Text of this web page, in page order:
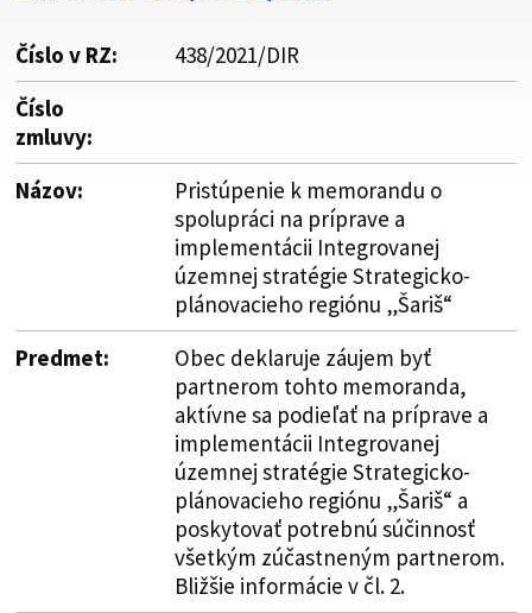
Číslo v RZ:
438/2021/DIR
Číslo
zmluvy:
Názov:
Pristúpenie k memorandu o
spolupráci na príprave a
implementácii Integrovanej
územnej stratégie Strategicko-
plánovacieho regiónu „Šariš“
Predmet:
Obec deklaruje záujem byť
partnerom tohto memoranda,
aktívne sa podieľať na príprave a
implementácii Integrovanej
územnej stratégie Strategicko-
plánovacieho regiónu „Šariš“ a
poskytovať potrebnú súčinnosť
všetkým zúčastneným partnerom.
Bližšie informácie v čl. 2.